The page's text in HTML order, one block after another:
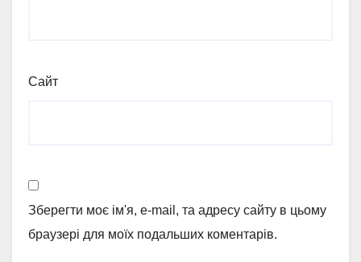
Сайт
Зберегти моє ім'я, e-mail, та адресу сайту в цьому
браузері для моїх подальших коментарів.